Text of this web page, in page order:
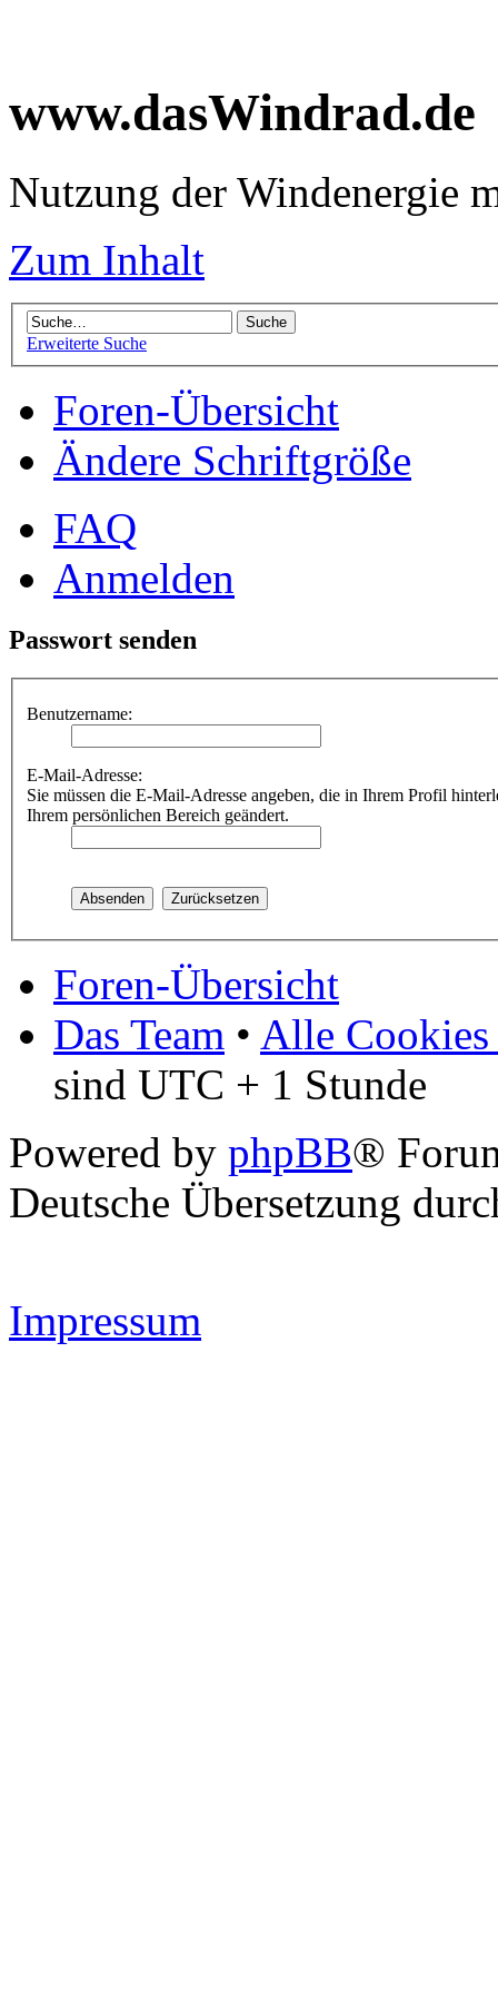
www.dasWindrad.de
Nutzung der Windenergie
Zum Inhalt
Erweiterte Suche
Foren-Übersicht
Ändere Schriftgröße
FAQ
Anmelden
Passwort senden
Benutzername:
E-Mail-Adresse:
Sie müssen die E-Mail-Adresse angeben, die in Ihrem Profil
Ihrem persönlichen Bereich geändert.
Foren-Übersicht
Das Team • Alle Cookies
sind UTC + 1 Stunde
Powered by phpBB®
Deutsche Übersetzung
Impressum